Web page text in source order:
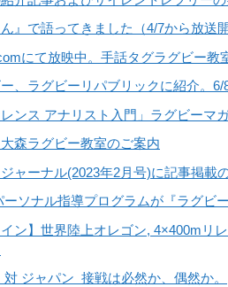
』で語ってきました（4/7から放送開
にて放映中。手話タグラグビー教
、ラグビーリパブリックに紹介。6/
レンス アナリスト入門」ラグビーマ
森ラグビー教室のご案内
ャーナル(2023年2月号)に記事掲載
ーソナル指導プログラムが『ラグビ
イン】世界陸上オレゴン, 4×400mリ
ジャパン 接戦は必然か、偶然か。